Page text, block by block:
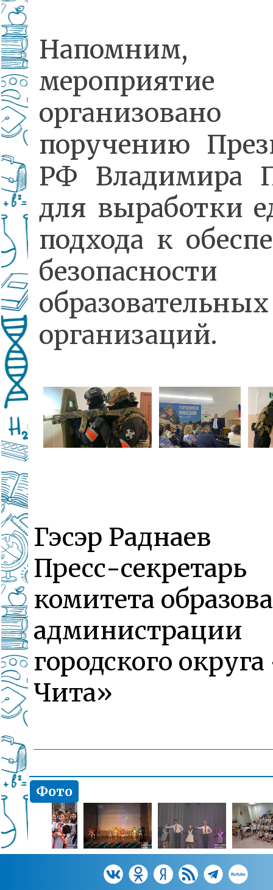
Напомним,
мероприятие
поручению
РФ Владимира
для выработки
подхода к
безопасности
образовательных
организаций.
Гэсэр Раднаев
Пресс-секретарь
комитета
администрации
городского
Чита»
Фото